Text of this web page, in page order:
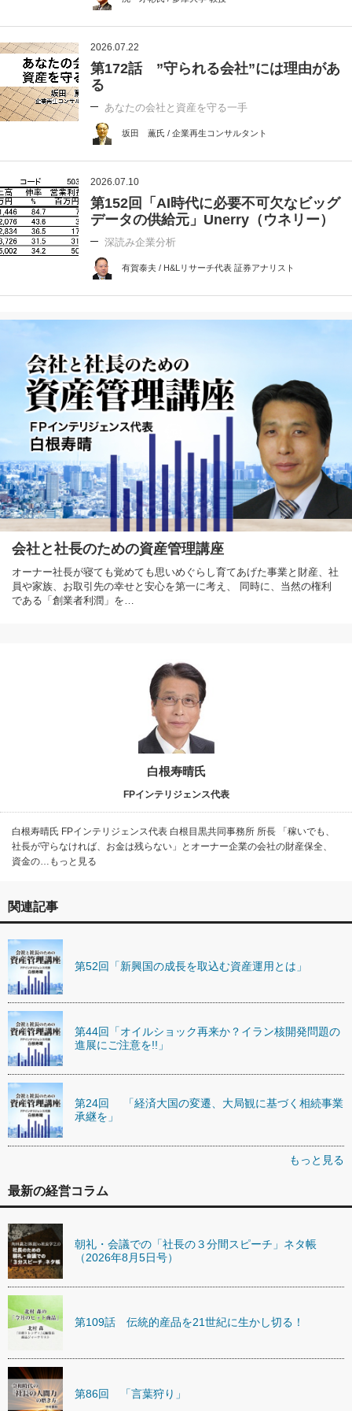
2026.07.22
第172話 ”守られる会社”には理由があ
る
あなたの会社と資産を守る一手
坂田 薫氏 / 企業再生コンサルタント
2026.07.10
第152回「AI時代に必要不可欠なビッグ
データの供給元」Unerry（ウネリー）
深読み企業分析
有賀泰夫 / H&Lリサーチ代表 証券アナリスト
会社と社長のための資産管理講座
オーナー社長が寝ても覚めても思いめぐらし育てあげた事業と財産、社
員や家族、お取引先の幸せと安心を第一に考え、 同時に、当然の権利
である「創業者利潤」を…
白根寿晴氏
FPインテリジェンス代表
白根寿晴氏 FPインテリジェンス代表 白根目黒共同事務所 所長 「稼いでも、
社長が守らなければ、お金は残らない」とオーナー企業の会社の財産保全、
資金の…もっと見る
関連記事
第52回「新興国の成長を取込む資産運用とは」
第44回「オイルショック再来か？イラン核開発問題の
進展にご注意を!!」
第24回 「経済大国の変遷、大局観に基づく相続事業
承継を」
もっと見る
最新の経営コラム
朝礼・会議での「社長の３分間スピーチ」ネタ帳
（2026年8月5日号）
第109話 伝統的産品を21世紀に生かし切る！
第86回 「言葉狩り」